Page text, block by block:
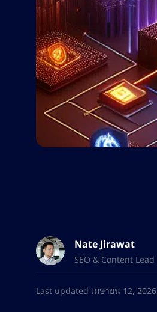
Nate Jirawat
SEO & Content Lead
Last updated เมษายน 12, 2026